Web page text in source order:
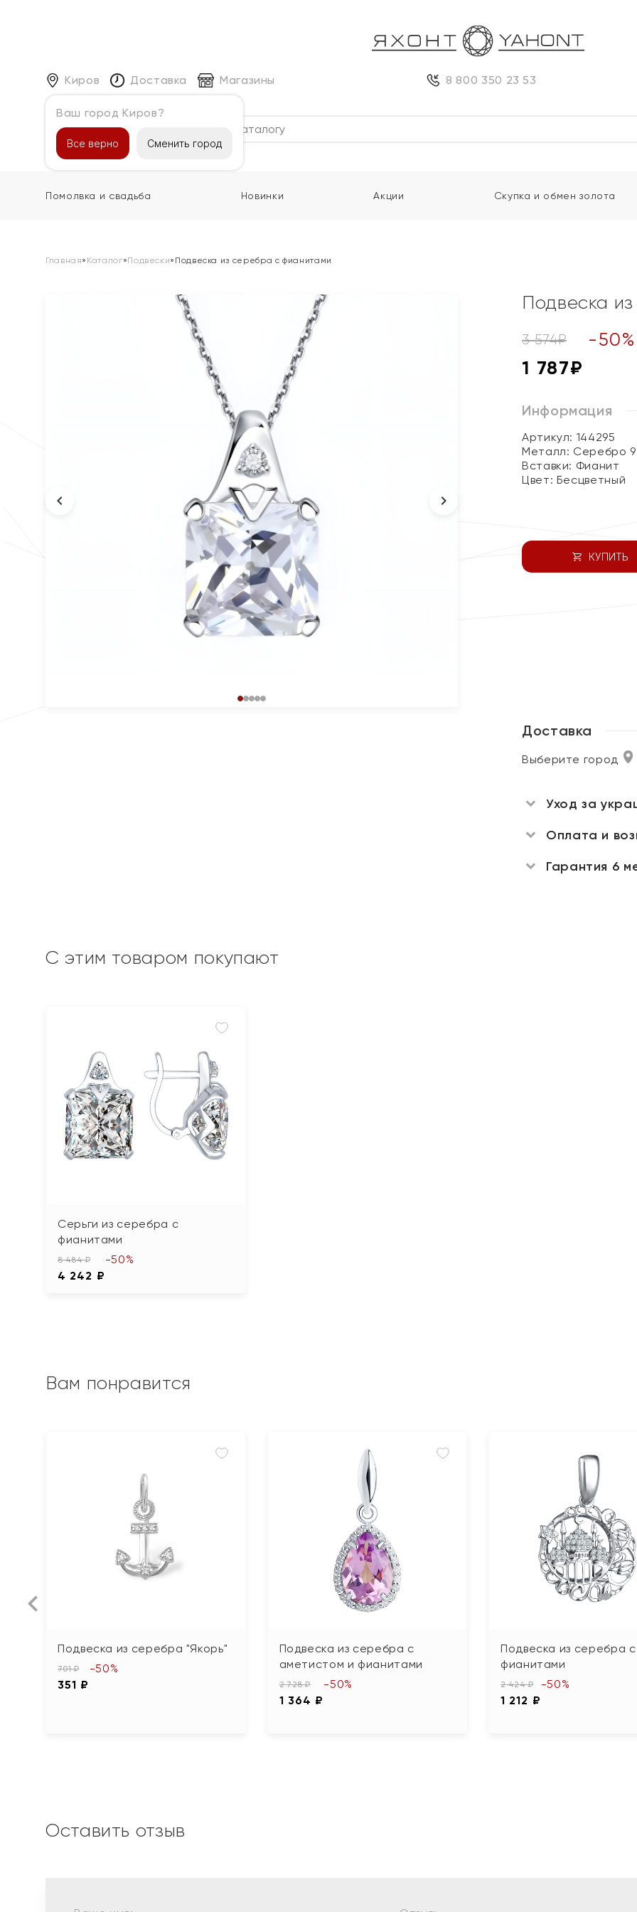
Киров
Ваш город Киров?
Все верно Сменить город
Доставка Магазины 8 800 350 23 53
Каталог
Помолвка и свадьба Новинки Акции Скупка и обмен золота
Главная» Каталог»Подвески» Подвеска из серебра с фианитами
Подвеска
3 574₽ -50%
1 787₽
Информация
Артикул: 144295
Металл: Серебро
Вставки: Фианит
Цвет: Бесцветный
КУПИТЬ
Доставка
Выберите город
Уход за
Оплата и
Гарантия 6
С этим товаром покупают
Серьги из серебра с
фианитами
8 484 ₽
4 242 ₽
-50%
Вам понравится
Подвеска из серебра "Якорь"
701 ₽
351 ₽
-50%
Подвеска из серебра с
аметистом и фианитами
2 728 ₽
1 364 ₽
-50%
Подвеска из серебра с
фианитами
2 424 ₽
1 212 ₽
-50%
Оставить отзыв